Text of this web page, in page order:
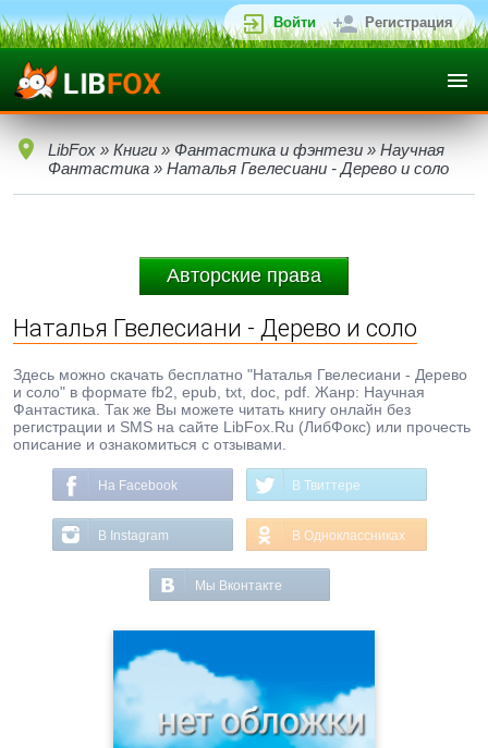
Войти Регистрация
LibFox » Книги » Фантастика и фэнтези » Научная
Фантастика » Наталья Гвелесиани - Дерево и соло
Авторские права
Наталья Гвелесиани - Дерево и соло
Здесь можно скачать бесплатно "Наталья Гвелесиани - Дерево
и соло" в формате fb2, epub, txt, doc, pdf. Жанр: Научная
Фантастика. Так же Вы можете читать книгу онлайн без
регистрации и SMS на сайте LibFox.Ru (ЛибФокс) или прочесть
описание и ознакомиться с отзывами.
На Facebook В Твиттере
В Instagram В Одноклассниках
Мы Вконтакте